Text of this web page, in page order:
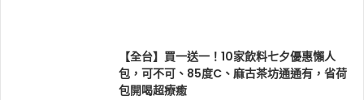
【全台】買一送一！10家飲料七夕優惠懶人
包，可不可、85度C、麻古茶坊通通有，省荷
包開喝超療癒